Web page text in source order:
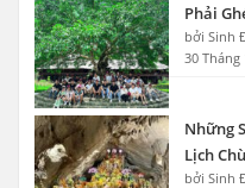
Phải
bởi Sinh
30 Tháng
Những
Lịch
bởi Sinh